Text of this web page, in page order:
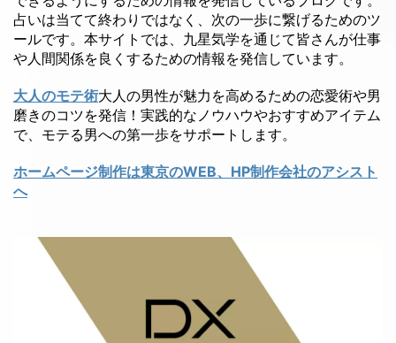
占いは当てて終わりではなく、次の一歩に繋げるためのツ
ールです。本サイトでは、九星気学を通じて皆さんが仕事
や人間関係を良くするための情報を発信しています。
大人のモテ術大人の男性が魅力を高めるための恋愛術や男
磨きのコツを発信！実践的なノウハウやおすすめアイテム
で、モテる男への第一歩をサポートします。
ホームページ制作は東京のWEB、HP制作会社のアシスト
へ